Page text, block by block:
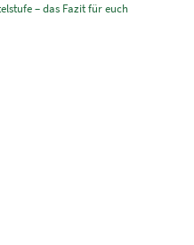
– das Fazit für euch